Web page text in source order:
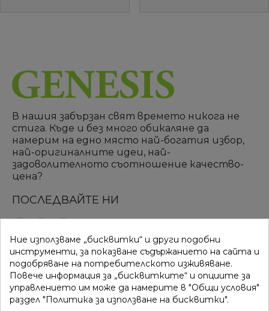
В нашия забързан свят времето никога не
стига. Къде и без много обикаляне да
намерим на едно място най-богатия избор,
най-оригиналните идеи, най-
задоволителното съотношение качество-
цена?
ПОСЛЕДВАЙТЕ НИ
ВРЪЗКИ
Вход
Моят профил
КАТЕГОРИИ
Разпродажба
Нови продукти
Ние използваме „бисквитки“ и други подобни
инструменти, за показване съдържанието на сайта и
подобряване на потребителското изживяване.
Повече информация за „бисквитките“ и опциите за
управлението им може да намерите в "Общи условия"
раздел "Политика за използване на бисквитки".